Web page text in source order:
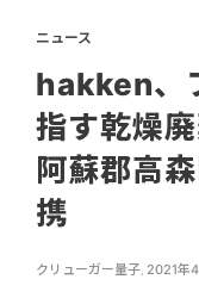
ニュース
hakken、
指す乾燥
阿蘇郡高
携
クリューガー量子, 2021年